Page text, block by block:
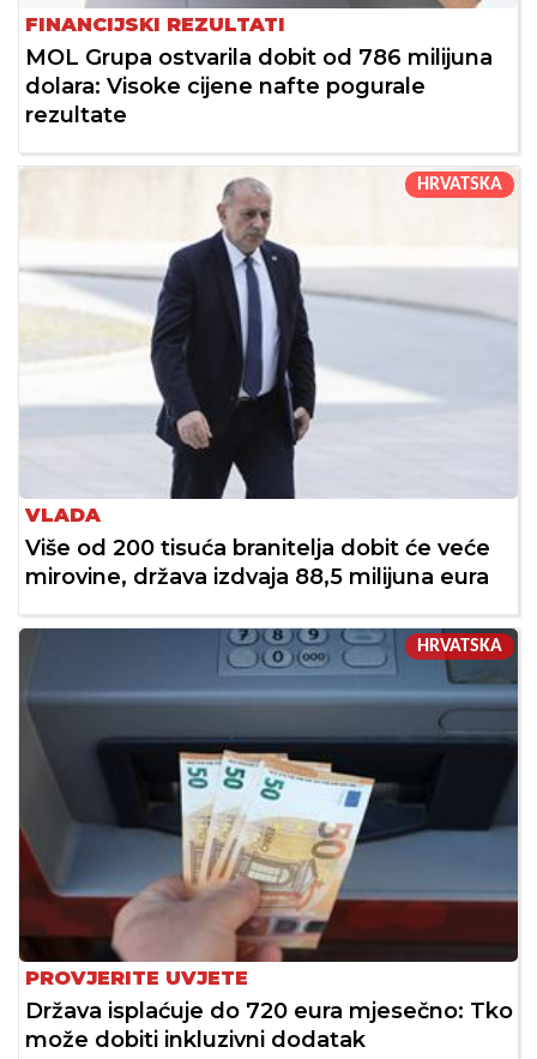
FINANCIJSKI REZULTATI
MOL Grupa ostvarila dobit od 786 milijuna
dolara: Visoke cijene nafte pogurale
rezultate
HRVATSKA
VLADA
Više od 200 tisuća branitelja dobit će veće
mirovine, država izdvaja 88,5 milijuna eura
HRVATSKA
PROVJERITE UVJETE
Država isplaćuje do 720 eura mjesečno: Tko
može dobiti inkluzivni dodatak